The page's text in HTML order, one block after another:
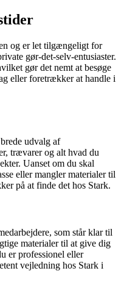
og er let tilgængeligt for
gør-det-selv-entusiaster.
gør det nemt at besøge
eller foretrækker at handle i
udvalg af
trævarer og alt hvad du
Uanset om du skal
eller mangler materialer til
på at finde det hos Stark.
som står klar til
materialer til at give dig
er professionel eller
vejledning hos Stark i